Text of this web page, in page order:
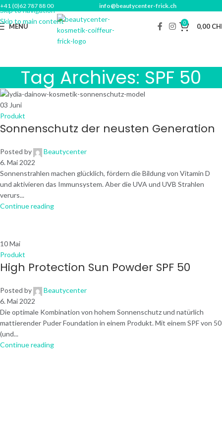
Skip to navigation
Skip to main content
+41 (0)62 787 88 00 info@beautycenter-frick.ch
MENU 0 0,00
Tag Archives: SPF 50
03 Juni
Produkt
Sonnenschutz der neusten Generation
Posted by
Beautycenter
6. Mai 2022
Sonnenstrahlen machen glücklich, fördern die Bildung von Vitamin D
und aktivieren das Immunsystem. Aber die UVA und UVB Strahlen
verurs...
Continue reading
10Mai
Produkt
High Protection Sun Powder SPF 50
Posted by
Beautycenter
6. Mai 2022
Die optimale Kombination von hohem Sonnenschutz und natürlich
mattierender Puder Foundation in einem Produkt. Mit einem SPF von 50
(und...
Continue reading